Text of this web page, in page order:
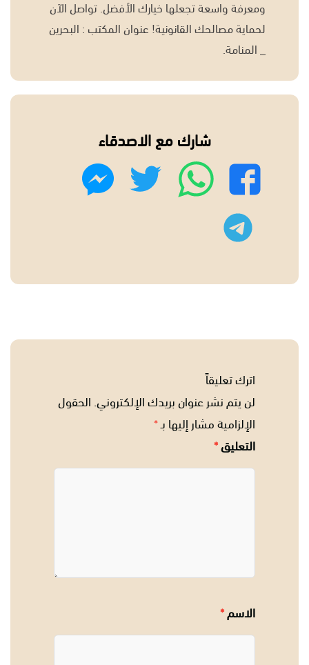
ومعرفة واسعة تجعلها خيارك الأفضل. تواصل الآن
لحماية مصالحك القانونية! عنوان المكتب : البحرين
_ المنامة.
شارك مع الاصدقاء
فيسبوك
واتساب تويتر
اترك تعليقاً
لن يتم نشر عنوان بريدك الإلكتروني. الحقول
الإلزامية مشار إليها بـ*
التعليق*
الاسم*